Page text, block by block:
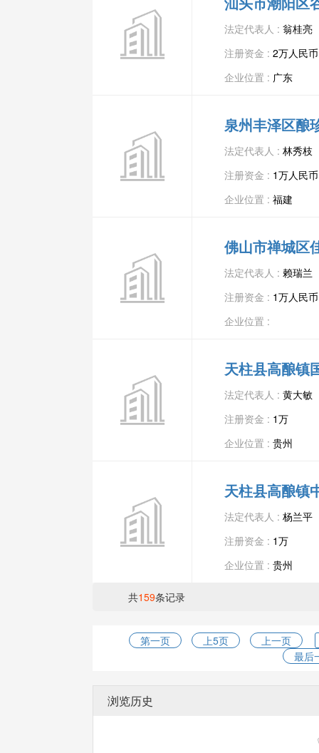
法定代表人 : 翁桂亮
注册资金 : 2万人民币
企业位置 : 广东
泉州丰泽区酿
法定代表人 : 林秀枝
注册资金 : 1万人民币
企业位置 : 福建
佛山市禅城区
法定代表人 : 赖瑞兰
注册资金 : 1万人民币
企业位置 :
天柱县高酿镇
法定代表人 : 黄大敏
注册资金 : 1万
企业位置 : 贵州
天柱县高酿镇
法定代表人 : 杨兰平
注册资金 : 1万
企业位置 : 贵州
共159条记录
第一页 上5页
上一页
最后
浏览历史